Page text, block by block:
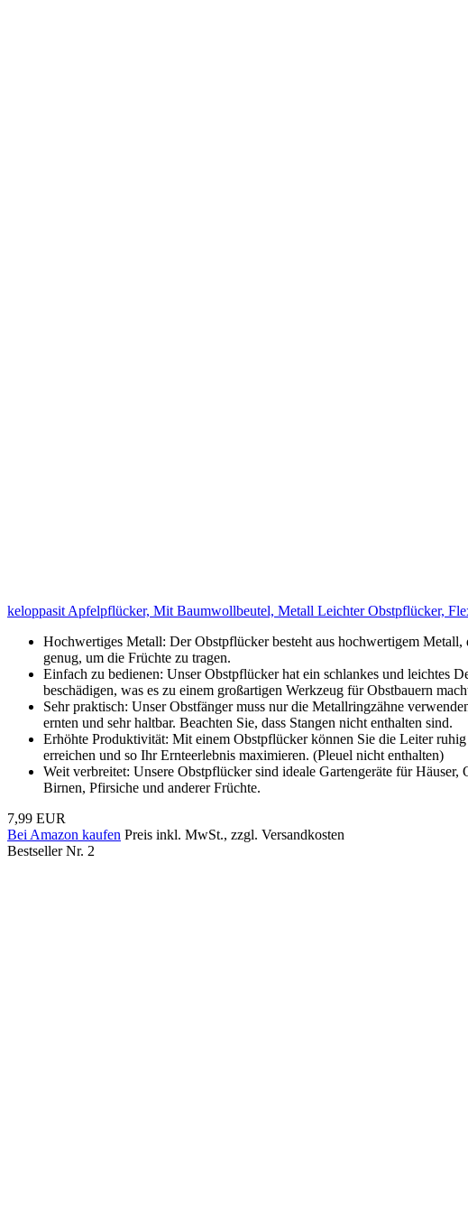
keloppasit Apfelpflücker, Mit Baumwollbeutel, Metall Leichter Obstpflücker,
Hochwertiges Metall: Der Obstpflücker besteht aus hochwertigem
genug, um die Früchte zu tragen.
Einfach zu bedienen: Unser Obstpflücker hat ein schlankes und leichtes
beschädigen, was es zu einem großartigen Werkzeug für Obstbauern
Sehr praktisch: Unser Obstfänger muss nur die Metallringzähne
ernten und sehr haltbar. Beachten Sie, dass Stangen nicht enthalten sind.
Erhöhte Produktivität: Mit einem Obstpflücker können Sie die Leiter
erreichen und so Ihr Ernteerlebnis maximieren. (Pleuel nicht enthalten)
Weit verbreitet: Unsere Obstpflücker sind ideale Gartengeräte für
Birnen, Pfirsiche und anderer Früchte.
7,99 EUR
Bei Amazon kaufen Preis inkl. MwSt., zzgl. Versandkosten
Bestseller Nr. 2